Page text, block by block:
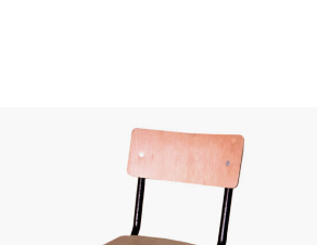
sujeto a destino y disponibilidad de
producto.
Recibe este producto armado.
Este precio no incluye el valor del envío.
Para información adicional o compras por